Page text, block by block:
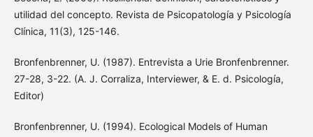
utilidad del concepto. Revista de Psicopatología y Psicología
Clínica, 11(3), 125-146.
Bronfenbrenner, U. (1987). Entrevista a Urie Bronfenbrenner.
27-28, 3-22. (A. J. Corraliza, Interviewer, & E. d. Psicología,
Editor)
Bronfenbrenner, U. (1994). Ecological Models of Human